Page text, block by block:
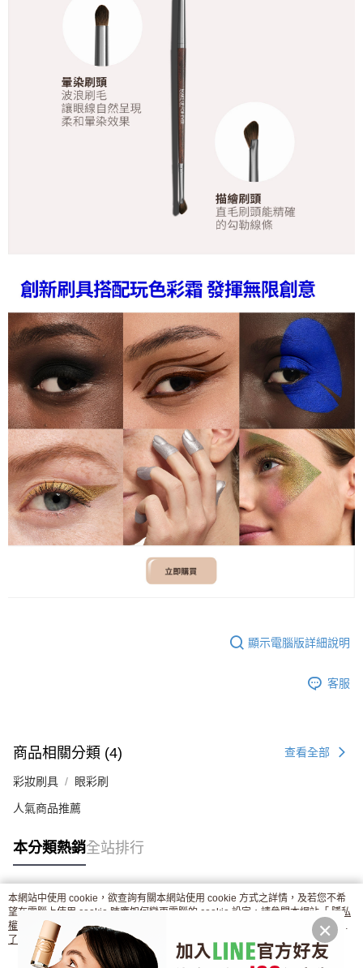
顯示電腦版詳細說明
客服
商品相關分類 (4) 查看全部
彩妝刷具 眼彩刷
人氣商品推薦
本分類熱銷全站排行
熱門標籤
本網站中使用 cookie，欲查詢有關本網站使用 cookie 方式之詳情，及若您不希
望在電腦上使用 cookie 時應如何變更電腦的 cookie 設定，請參閱本網站「 隱私
權條款
」之 Cookie 聲明。您繼續使用本網站即表示您同意本公司得按本網站使
用條款之 Cookie 聲明使用 cookie。
了解更多 >